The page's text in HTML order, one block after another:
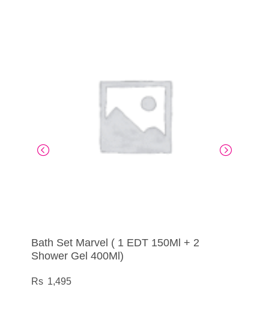
Bath Set Marvel ( 1 EDT 150Ml + 2
Shower Gel 400Ml)
1,495
EDT Captain America
Martinelia – Eau de Toilette My Best
Friends Strawberry
275
EDT Iron Man